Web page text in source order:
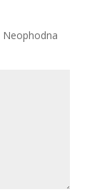
Neophodna